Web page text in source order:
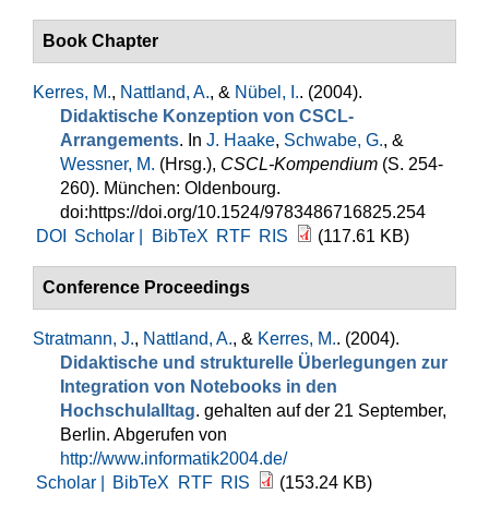
Book Chapter
Kerres, M., Nattland, A., & Nübel, I.. (2004).
Didaktische Konzeption von CSCL-
Arrangements. In J. Haake, Schwabe, G., &
Wessner, M. (Hrsg.), CSCL-Kompendium (S. 254-
260). München: Oldenbourg.
doi:https://doi.org/10.1524/9783486716825.254
DOI
Scholar | BibTeX RTF RIS (117.61 KB)
Conference Proceedings
Stratmann, J., Nattland, A., & Kerres, M.. (2004).
Didaktische und strukturelle Überlegungen zur
Integration von Notebooks in den
Hochschulalltag. gehalten auf der 21 September,
Berlin. Abgerufen von
http://www.informatik2004.de/
Scholar |
BibTeX RTF RIS (153.24 KB)